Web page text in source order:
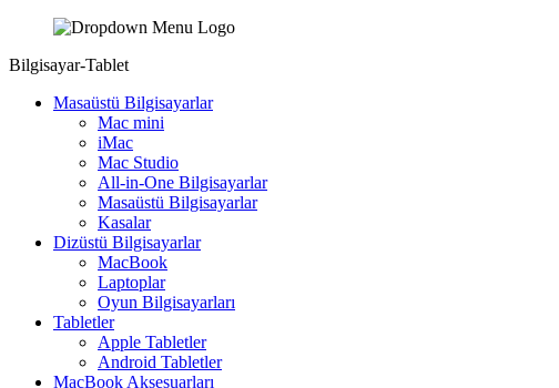
Bilgisayar-Tablet
Masaüstü Bilgisayarlar
Mac mini
iMac
Mac Studio
All-in-One Bilgisayarlar
Masaüstü Bilgisayarlar
Kasalar
Dizüstü Bilgisayarlar
MacBook
Laptoplar
Oyun Bilgisayarları
Tabletler
Apple Tabletler
Android Tabletler
MacBook Aksesuarları